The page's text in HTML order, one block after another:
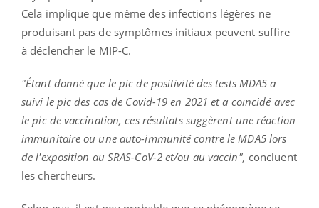
Cela implique que même des infections légères ne
produisant pas de symptômes initiaux peuvent suffire
à déclencher le MIP-C.
"Étant donné que le pic de positivité des tests MDA5 a
suivi le pic des cas de Covid-19 en 2021 et a coïncidé avec
le pic de vaccination, ces résultats suggèrent une réaction
immunitaire ou une auto-immunité contre le MDA5 lors
de l'exposition au SRAS-CoV-2 et/ou au vaccin", concluent
les chercheurs.